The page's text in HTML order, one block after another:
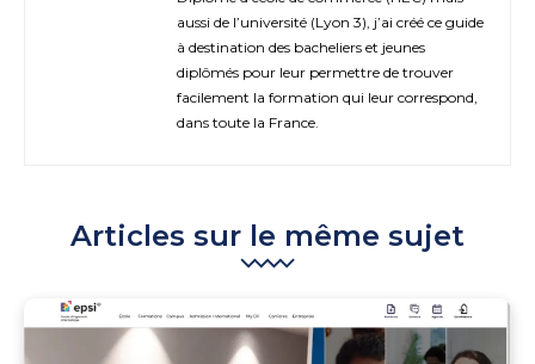
aussi de l’université (Lyon 3), j’ai créé ce guide
à destination des bacheliers et jeunes
diplômés pour leur permettre de trouver
facilement la formation qui leur correspond,
dans toute la France.
Articles sur le même sujet